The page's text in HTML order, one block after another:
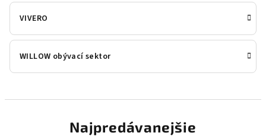
VIVERO
WILLOW obývací sektor
Najpredávanejšie